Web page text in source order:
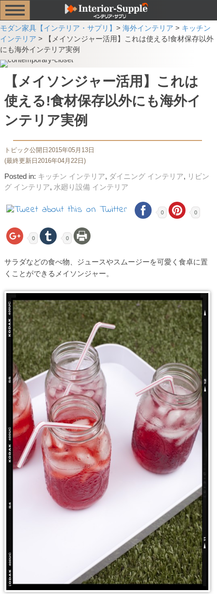
モダン家具【インテリア・サプリ】 > 海外インテリア > キッチン
インテリア >
【メイソンジャー活用】これは使える!食材保存以外
にも海外インテリア実例
【メイソンジャー活用】これは
使える!食材保存以外にも海外イ
ンテリア実例
トピック公開日2015年05月13日
(最終更新日2016年04月22日)
Posted in: キッチン インテリア, ダイニング インテリア, リビン
グ インテリア, 水廻り設備 インテリア
0 0
0 0
サラダなどの食べ物、ジュースやスムージーを可愛く食卓に置
くことができるメイソンジャー。